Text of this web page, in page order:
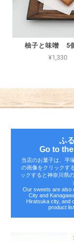
柚子と味噌 5
¥1,330
ふ
Go to
当店のお菓子は、平
の画像をクリックす
ックすると神奈川県
Our sweets are also
City and
Hiratsuka city, and
product